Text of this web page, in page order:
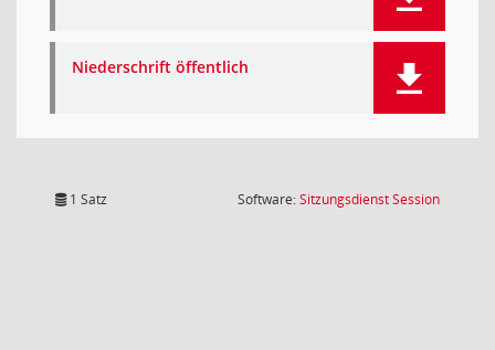
Niederschrift öffentlich
1 Satz Software:SitzungsdienstSession(Wird in